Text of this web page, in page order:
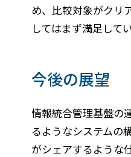
め、比較対象がクリ
してはまず満足して
今後の展望
情報統合管理基盤の
るようなシステムの
がシェアするような